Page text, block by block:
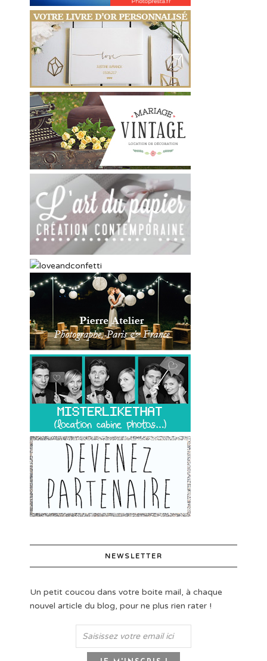
NEWSLETTER
Un petit coucou dans votre boite mail, à chaque
nouvel article du blog, pour ne plus rien rater !